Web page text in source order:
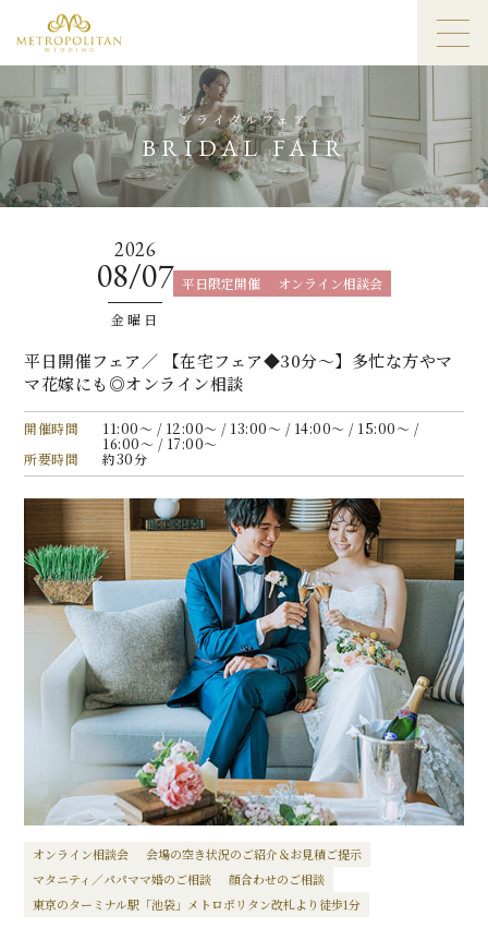
ブライダルフェア
BRIDAL FAIR
2026
08/07
金曜日
平日限定開催 オンライン相談会
平日開催フェア／ 【在宅フェア◆30分〜】多忙な方やマ
マ花嫁にも◎オンライン相談
開催時間
11:00〜 / 12:00〜 / 13:00〜 / 14:00〜 / 15:00〜 /
16:00〜 / 17:00〜
所要時間
約30分
オンライン相談会
会場の空き状況のご紹介＆お見積ご提示
マタニティ／パパママ婚のご相談
顔合わせのご相談
東京のターミナル駅「池袋」メトロポリタン改札より徒歩1分